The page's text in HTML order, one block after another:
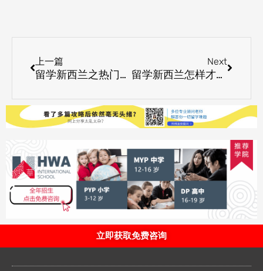
上一篇
留学新西兰之热门专业推拿
Next
留学新西兰怎样才算活得经济实惠
立即获取免费咨询